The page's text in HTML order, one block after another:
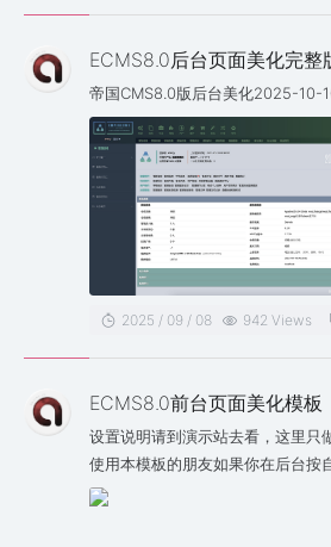
ECMS8.0后台页面美化完整
帝国CMS8.0版后台美化2025-10-
2025 / 09 / 08 942 Views
ECMS8.0前台页面美化模板
设置说明请到演示站去看，这里只
使用本模板的朋友如果你在后台按
记，因为我保不齐哪天就会升级修